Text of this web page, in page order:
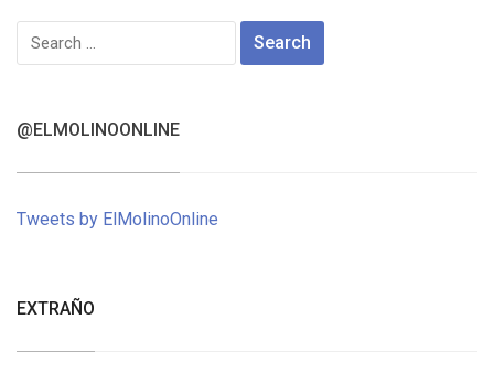
Search
for:
@ELMOLINOONLINE
Tweets by ElMolinoOnline
EXTRAÑO